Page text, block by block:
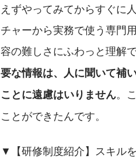
えずやってみてからすぐに
チャーから実務で使う専門
容の難しさにふわっと理解
要な情報は、人に聞いて補
ことに遠慮はいりません。
ことができたんです。
▼【研修制度紹介】スキル